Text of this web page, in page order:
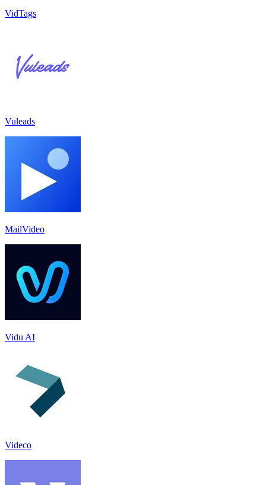
VidTags
Vuleads
MailVideo
Vidu AI
Videco